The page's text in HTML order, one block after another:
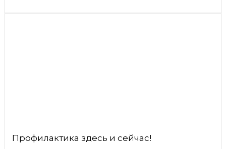
Профилактика здесь и сейчас!